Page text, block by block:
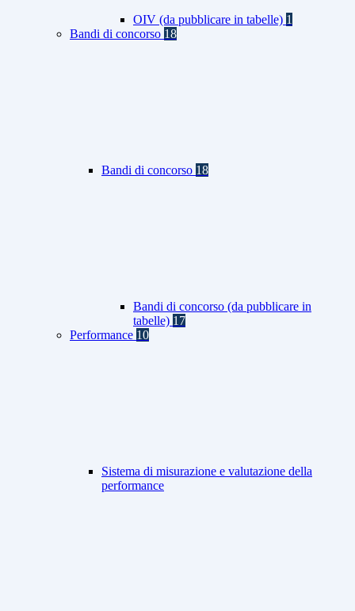
OIV (da pubblicare in tabelle) 1
Bandi di concorso 18
Bandi di concorso 18
Bandi di concorso (da pubblicare in
tabelle) 17
Performance 10
Sistema di misurazione e valutazione della
performance